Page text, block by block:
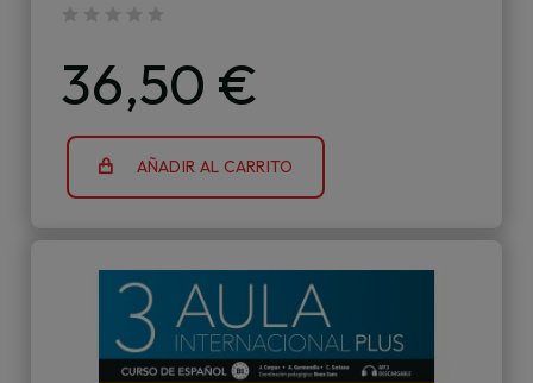
36,50 €
AÑADIR AL CARRITO